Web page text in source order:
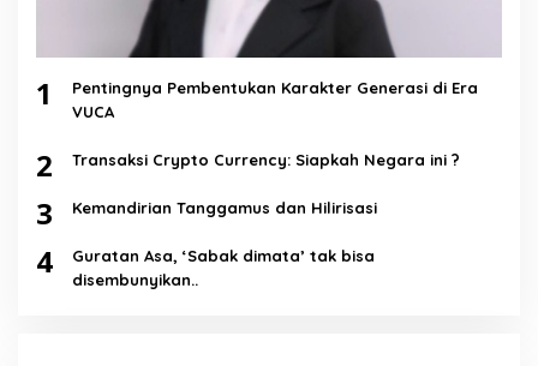
1
Pentingnya Pembentukan Karakter Generasi di Era
VUCA
2 Transaksi Crypto Currency: Siapkah Negara ini ?
3 Kemandirian Tanggamus dan Hilirisasi
4
Guratan Asa, ‘Sabak dimata’ tak bisa
disembunyikan..